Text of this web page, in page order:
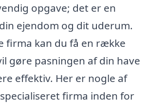
opgave; det er en
ejendom og dit uderum.
firma kan du få en række
gøre pasningen af din have
effektiv. Her er nogle af
firma inden for